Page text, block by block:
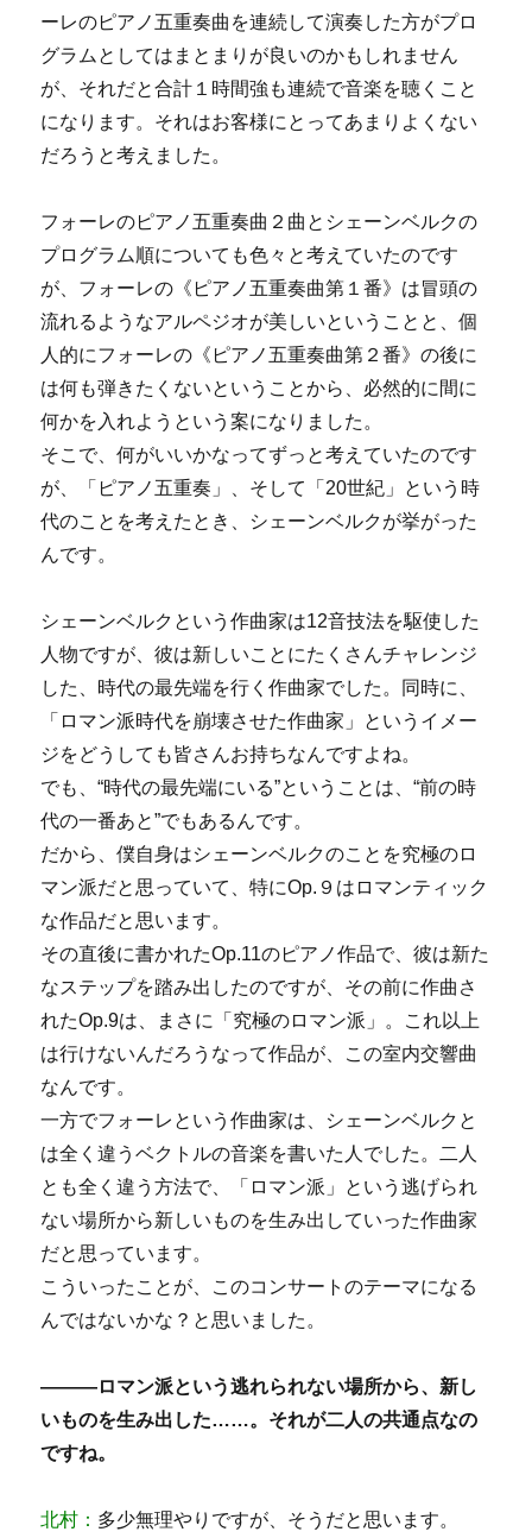
ーレのピアノ五重奏曲を連続して演奏した方がプロ
グラムとしてはまとまりが良いのかもしれません
が、それだと合計１時間強も連続で音楽を聴くこと
になります。それはお客様にとってあまりよくない
だろうと考えました。
フォーレのピアノ五重奏曲２曲とシェーンベルクの
プログラム順についても色々と考えていたのです
が、フォーレの《ピアノ五重奏曲第１番》は冒頭の
流れるようなアルペジオが美しいということと、個
人的にフォーレの《ピアノ五重奏曲第２番》の後に
は何も弾きたくないということから、必然的に間に
何かを入れようという案になりました。
そこで、何がいいかなってずっと考えていたのです
が、「ピアノ五重奏」、そして「20世紀」という時
代のことを考えたとき、シェーンベルクが挙がった
んです。
シェーンベルクという作曲家は12音技法を駆使した
人物ですが、彼は新しいことにたくさんチャレンジ
した、時代の最先端を行く作曲家でした。同時に、
「ロマン派時代を崩壊させた作曲家」というイメー
ジをどうしても皆さんお持ちなんですよね。
でも、“時代の最先端にいる”ということは、“前の時
代の一番あと”でもあるんです。
だから、僕自身はシェーンベルクのことを究極のロ
マン派だと思っていて、特にOp.９はロマンティック
な作品だと思います。
その直後に書かれたOp.11のピアノ作品で、彼は新た
なステップを踏み出したのですが、その前に作曲さ
れたOp.9は、まさに「究極のロマン派」。これ以上
は行けないんだろうなって作品が、この室内交響曲
なんです。
一方でフォーレという作曲家は、シェーンベルクと
は全く違うベクトルの音楽を書いた人でした。二人
とも全く違う方法で、「ロマン派」という逃げられ
ない場所から新しいものを生み出していった作曲家
だと思っています。
こういったことが、このコンサートのテーマになる
んではないかな？と思いました。
―――ロマン派という逃れられない場所から、新し
いものを生み出した……。それが二人の共通点なの
ですね。
北村： 多少無理やりですが、そうだと思います。